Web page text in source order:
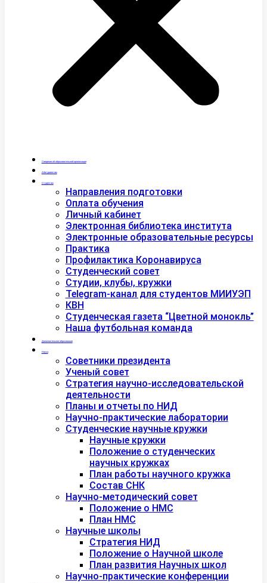
Сведения об образовательной организации
Абитуриентам
Студентам
Направления подготовки
Оплата обучения
Личный кабинет
Электронная библиотека института
Электронные образовательные ресурсы
Практика
Профилактика Коронавируса
Студенческий совет
Студии, клубы, кружки
Telegram-канал для студентов МИИУЭП
КВН
Студенческая газета “Цветной монокль”
Наша футбольная команда
Дополнительное образование
Наука
Советники президента
Ученый совет
Стратегия научно-исследовательской
деятельности
Планы и отчеты по НИД
Научно-практические лаборатории
Студенческие научные кружки
Научные кружки
Положение о студенческих
научных кружках
План работы научного кружка
Состав СНК
Научно-методический совет
Положение о НМС
План НМС
Научные школы
Стратегия НИД
Положение о Научной школе
План развития Научных школ
Научно-практические конференции